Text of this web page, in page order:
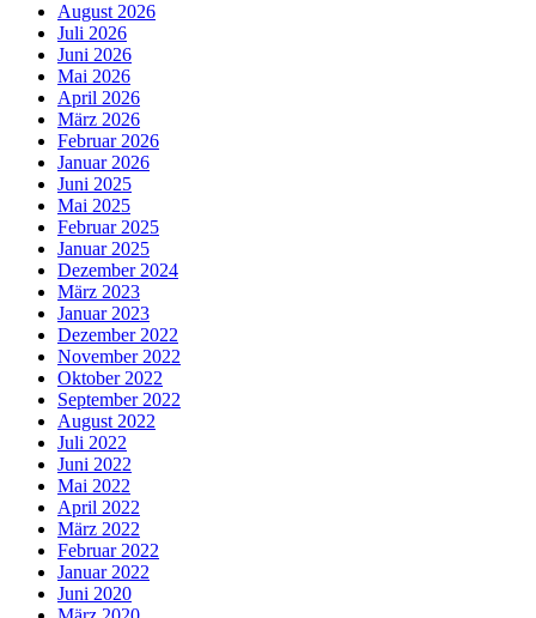
August 2026
Juli 2026
Juni 2026
Mai 2026
April 2026
März 2026
Februar 2026
Januar 2026
Juni 2025
Mai 2025
Februar 2025
Januar 2025
Dezember 2024
März 2023
Januar 2023
Dezember 2022
November 2022
Oktober 2022
September 2022
August 2022
Juli 2022
Juni 2022
Mai 2022
April 2022
März 2022
Februar 2022
Januar 2022
Juni 2020